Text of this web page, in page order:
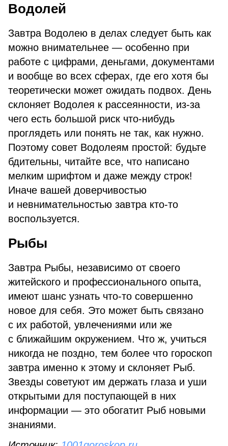
Водолей
Завтра Водолею в делах следует быть как
можно внимательнее — особенно при
работе с цифрами, деньгами, документами
и вообще во всех сферах, где его хотя бы
теоретически может ожидать подвох. День
склоняет Водолея к рассеянности, из-за
чего есть большой риск что-нибудь
проглядеть или понять не так, как нужно.
Поэтому совет Водолеям простой: будьте
бдительны, читайте все, что написано
мелким шрифтом и даже между строк!
Иначе вашей доверчивостью
и невнимательностью завтра кто-то
воспользуется.
Рыбы
Завтра Рыбы, независимо от своего
житейского и профессионального опыта,
имеют шанс узнать что-то совершенно
новое для себя. Это может быть связано
с их работой, увлечениями или же
с ближайшим окружением. Что ж, учиться
никогда не поздно, тем более что гороскоп
завтра именно к этому и склоняет Рыб.
Звезды советуют им держать глаза и уши
открытыми для поступающей в них
информации — это обогатит Рыб новыми
знаниями.